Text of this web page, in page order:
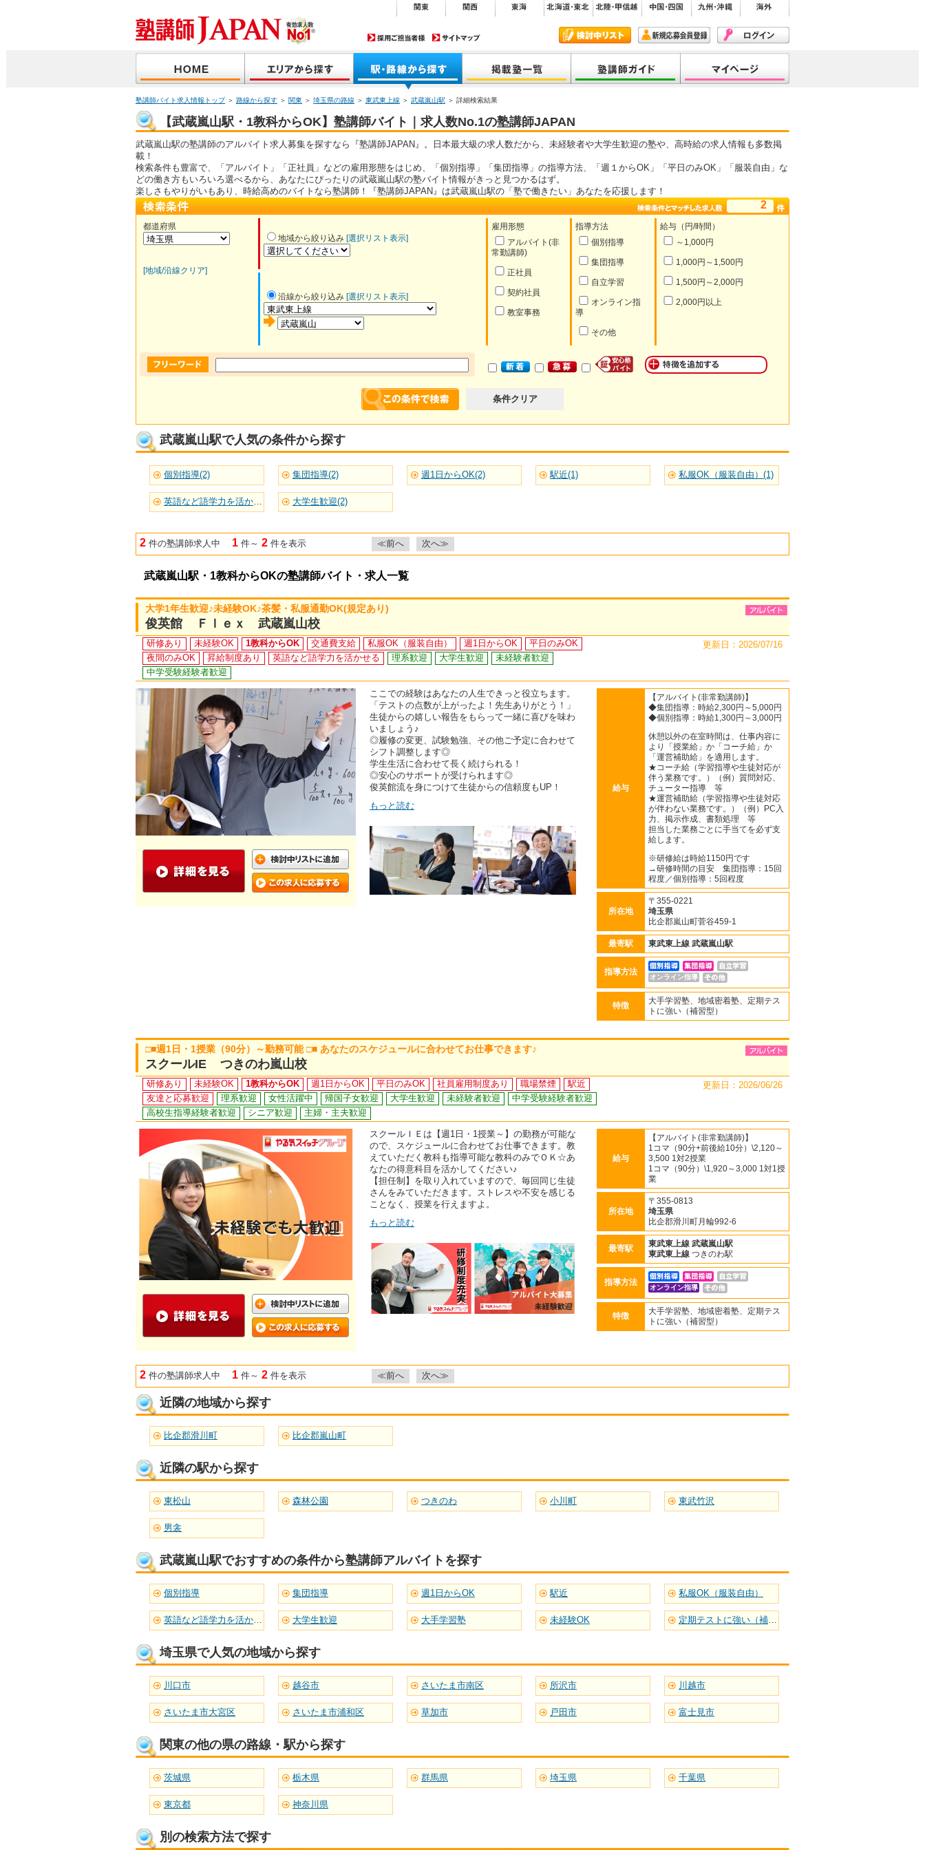
塾講師バイト求人情報トップ＞ 路線から探す ＞ 関東 ＞ 埼玉県の路線 ＞ 東武東上線 ＞ 武蔵嵐山駅 ＞ 詳細検索結果
【武蔵嵐山駅・1教科からOK】塾講師バイト｜求人数No.1の塾講師JAPAN
武蔵嵐山駅の塾講師のアルバイト求人募集を探すなら『塾講師JAPAN』。日本最大級の求人数だから、未経験者や大学生歓迎の塾や、高時給の求人情報も多数掲
載！
検索条件も豊富で、「アルバイト」「正社員」などの雇用形態をはじめ、「個別指導」「集団指導」の指導方法、「週１からOK」「平日のみOK」「服装自由」な
どの働き方もいろいろ選べるから、あなたにぴったりの武蔵嵐山駅の塾バイト情報がきっと見つかるはず。
楽しさもやりがいもあり、時給高めのバイトなら塾講師！『塾講師JAPAN』は武蔵嵐山駅の「塾で働きたい」あなたを応援します！
2
都道府県
[地域/沿線クリア]
地域から絞り込み [選択リスト表示]
雇用形態
アルバイト(非
常勤講師)
正社員
契約社員
教室事務
指導方法
個別指導
集団指導
自立学習
オンライン指
導
その他
給与（円/時間）
～1,000円
1,000円～1,500円
1,500円～2,000円
2,000円以上
沿線から絞り込み [選択リスト表示]
条件クリア
武蔵嵐山駅で人気の条件から探す
個別指導(2) 集団指導(2) 週1日からOK(2) 駅近(1) 私服OK（服装自由）(1)
英語など語学力を活かせる(1) 大学生歓迎(2)
2 件の塾講師求人中 1 件～ 2 件を表示 ≪前へ 次へ≫
武蔵嵐山駅・1教科からOKの塾講師バイト・求人一覧
大学1年生歓迎♪未経験OK♪茶髪・私服通勤OK(規定あり)
俊英館 Ｆｌｅｘ 武蔵嵐山校
研修あり 未経験OK 1教科からOK 交通費支給 私服OK（服装自由） 週1日からOK
平日のみOK
夜間のみOK
昇給制度あり 英語など語学力を活かせる 理系歓迎 大学生歓迎
未経験者歓迎
中学受験経験者歓迎
更新日：2026/07/16
ここでの経験はあなたの人生できっと役立ちます。
「テストの点数が上がったよ！先生ありがとう！」
生徒からの嬉しい報告をもらって一緒に喜びを味わ
いましょう♪
◎履修の変更、試験勉強、その他ご予定に合わせて
シフト調整します◎
学生生活に合わせて長く続けられる！
◎安心のサポートが受けられます◎
俊英館流を身につけて生徒からの信頼度もUP！
もっと読む
給与
【アルバイト(非常勤講師)】
◆集団指導：時給2,300円～5,000円
◆個別指導：時給1,300円～3,000円
休憩以外の在室時間は、仕事内容に
より「授業給」か「コーチ給」か
「運営補助給」を適用します。
★コーチ給（学習指導や生徒対応が
伴う業務です。）（例）質問対応、
チューター指導 等
★運営補助給（学習指導や生徒対応
が伴わない業務です。）（例）PC入
力、掲示作成、書類処理 等
担当した業務ごとに手当てを必ず支
給します。
※研修給は時給1150円です
→研修時間の目安 集団指導：15回
程度／個別指導：5回程度
所在地
〒355-0221
埼玉県
比企郡嵐山町菅谷459-1
最寄駅 東武東上線 武蔵嵐山駅
指導方法
オンライン指導
特徴
大手学習塾、地域密着塾、定期テス
トに強い（補習型）
□■週1日・1授業（90分）～勤務可能 □■ あなたのスケジュールに合わせてお仕事できます♪
スクールIE つきのわ嵐山校
研修あり 未経験OK 1教科からOK 週1日からOK 平日のみOK 社員雇用制度あり 職場禁煙
駅近
友達と応募歓迎
理系歓迎 女性活躍中 帰国子女歓迎 大学生歓迎 未経験者歓迎
中学受験経験者歓迎
高校生指導経験者歓迎
シニア歓迎 主婦・主夫歓迎
更新日：2026/06/26
スクールＩＥは【週1日・1授業～】の勤務が可能な
ので、スケジュールに合わせてお仕事できます。教
えていただく教科も指導可能な教科のみでＯＫ☆あ
なたの得意科目を活かしてください♪
【担任制】を取り入れていますので、毎回同じ生徒
さんをみていただきます。ストレスや不安を感じる
ことなく、授業を行えますよ。
もっと読む
給与
【アルバイト(非常勤講師)】
1コマ（90分+前後給10分）\2,120～
3,500 1対2授業
1コマ（90分）\1,920～3,000 1対1授
業
所在地
〒355-0813
埼玉県
比企郡滑川町月輪992-6
最寄駅
東武東上線 武蔵嵐山駅
東武東上線 つきのわ駅
指導方法
オンライン指導
特徴
大手学習塾、地域密着塾、定期テス
トに強い（補習型）
2 件の塾講師求人中 1 件～ 2 件を表示 ≪前へ 次へ≫
近隣の地域から探す
比企郡滑川町 比企郡嵐山町
近隣の駅から探す
東松山 森林公園 つきのわ 小川町 東武竹沢
男衾
武蔵嵐山駅でおすすめの条件から塾講師アルバイトを探す
個別指導 集団指導 週1日からOK 駅近 私服OK（服装自由）
英語など語学力を活かせる 大学生歓迎 大手学習塾 未経験OK 定期テストに強い（補習型）
埼玉県で人気の地域から探す
川口市 越谷市 さいたま市南区 所沢市 川越市
さいたま市大宮区 さいたま市浦和区 草加市 戸田市 富士見市
関東の他の県の路線・駅から探す
茨城県 栃木県 群馬県 埼玉県 千葉県
東京都 神奈川県
別の検索方法で探す